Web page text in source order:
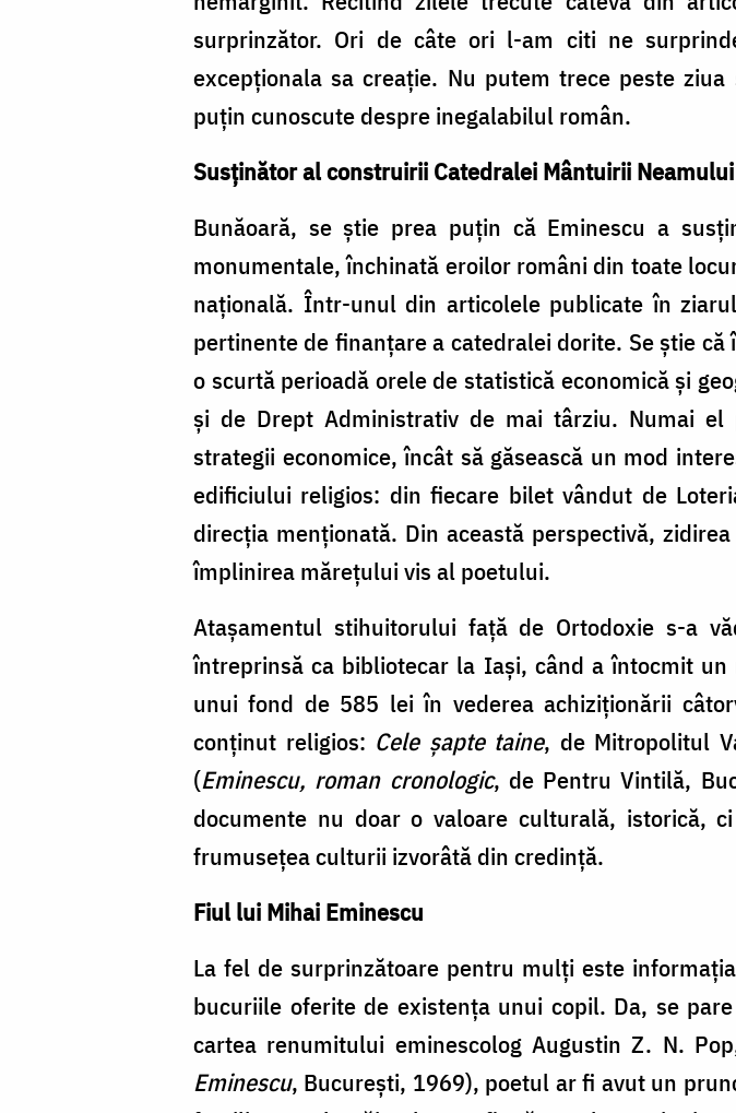
surprinzător. Ori de câte ori l-am citi ne
excepționala sa creație. Nu putem trece peste
puțin cunoscute despre inegalabilul român.
Susţinător al construirii Catedralei Mântuirii Neamului
Bunăoară, se știe prea puțin că Eminescu a
monumentale, închinată eroilor români din toate
națională. Într-unul din articolele publicate în ziarul
pertinente de finanțare a catedralei dorite. Se știe
o scurtă perioadă orele de statistică economică și
și de Drept Administrativ de mai târziu. Numai
strategii economice, încât să găsească un mod
edificiului religios: din fiecare bilet vândut de
direcția menționată. Din această perspectivă,
împlinirea mărețului vis al poetului.
Atașamentul stihuitorului față de Ortodoxie s-a
întreprinsă ca bibliotecar la Iași, când a întocmit
unui fond de 585 lei în vederea achiziționării
conținut religios: Cele șapte taine, de Mitropolitul
(Eminescu, roman cronologic, de Pentru Vintilă,
documente nu doar o valoare culturală, istorică,
frumusețea culturii izvorâtă din credință.
Fiul lui Mihai Eminescu
La fel de surprinzătoare pentru mulți este
bucuriile oferite de existența unui copil. Da, se
cartea renumitului eminescolog Augustin Z. N.
Eminescu, București, 1969), poetul ar fi avut un